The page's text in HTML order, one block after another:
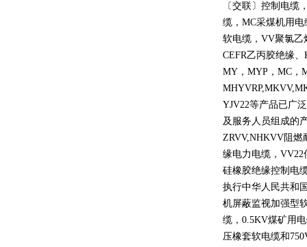
〔交联〕控制电缆
缆， MC采煤机用电
软电缆， VV聚氯乙
CEFR乙丙胶绝缘、
MY ， MYP ， MC ，
YJV22等产品已广
及服务人员组成的
ZRVV,NHKVV阻燃
缘电力电缆， VV22
硅橡胶绝缘控制电
执行中华人民共和
机屏蔽监视加强型
缆， 0.5KV煤矿用
压橡套软电缆和